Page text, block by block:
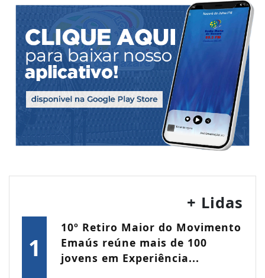
+ Lidas
1
10º Retiro Maior do Movimento
Emaús reúne mais de 100
jovens em Experiência...